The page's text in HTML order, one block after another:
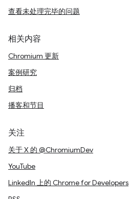
查看未处理完毕的问题
相关内容
Chromium 更新
案例研究
归档
播客和节目
关注
关于 X 的 @ChromiumDev
YouTube
LinkedIn 上的 Chrome for Developers